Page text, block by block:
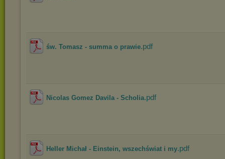
św. Tomasz - summa o prawie.pdf
Nicolas Gomez Davila - Scholia.pdf
Heller Michał - Einstein, wszechświat i my.pdf